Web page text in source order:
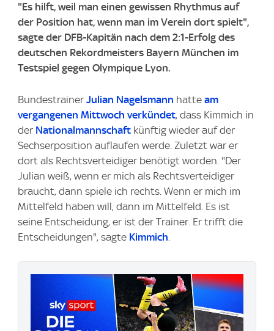
"Es hilft, weil man einen gewissen Rhythmus auf
der Position hat, wenn man im Verein dort spielt",
sagte der DFB-Kapitän nach dem 2:1-Erfolg des
deutschen Rekordmeisters Bayern München im
Testspiel gegen Olympique Lyon.
Bundestrainer Julian Nagelsmann hatte am
vergangenen Mittwoch verkündet, dass Kimmich in
der Nationalmannschaft künftig wieder auf der
Sechserposition auflaufen werde. Zuletzt war er
dort als Rechtsverteidiger benötigt worden. "Der
Julian weiß, wenn er mich als Rechtsverteidiger
braucht, dann spiele ich rechts. Wenn er mich im
Mittelfeld haben will, dann im Mittelfeld. Es ist
seine Entscheidung, er ist der Trainer. Er trifft die
Entscheidungen", sagte Kimmich.